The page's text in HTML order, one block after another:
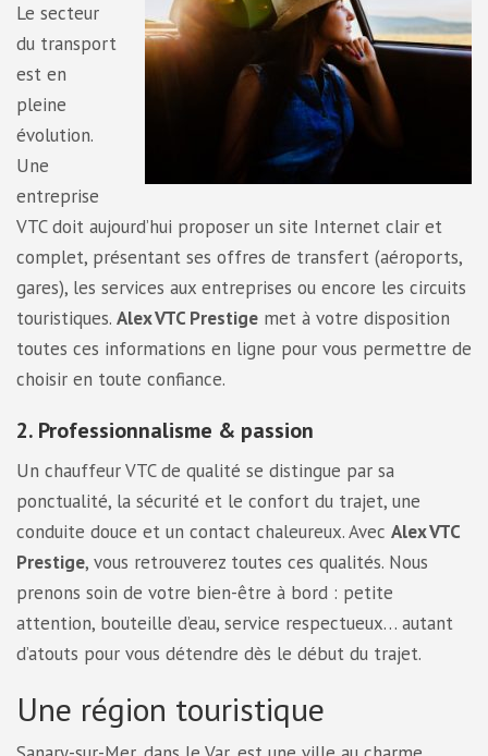
Le secteur
du transport
est en
pleine
évolution.
Une
entreprise
VTC doit aujourd’hui proposer un site Internet clair et
complet, présentant ses offres de transfert (aéroports,
gares), les services aux entreprises ou encore les circuits
touristiques. Alex VTC Prestige met à votre disposition
toutes ces informations en ligne pour vous permettre de
choisir en toute confiance.
2. Professionnalisme & passion
Un chauffeur VTC de qualité se distingue par sa
ponctualité, la sécurité et le confort du trajet, une
conduite douce et un contact chaleureux. Avec Alex VTC
Prestige, vous retrouverez toutes ces qualités. Nous
prenons soin de votre bien-être à bord : petite
attention, bouteille d’eau, service respectueux… autant
d’atouts pour vous détendre dès le début du trajet.
Une région touristique